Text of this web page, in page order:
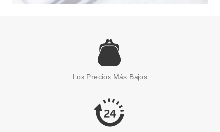
CAROLINA HERRERA
CAROLINA HERRERA BAD BOY
SHOWER GEL 200 ML
22.99€
Los Precios Más Bajos